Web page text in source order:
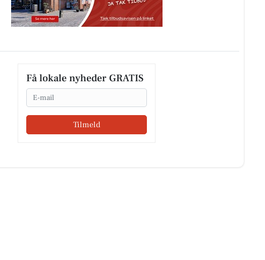
Få lokale nyheder GRATIS
Email
Tilmeld